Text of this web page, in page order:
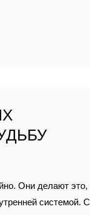
Они делают это,
системой. С